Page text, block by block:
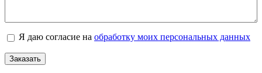
Согласие на обработку персональных данных*
Я даю согласие на обработку моих персональных данных